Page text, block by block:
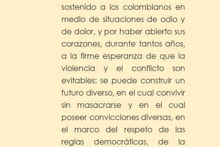
sostenido a los colombianos en
medio de situaciones de odio y
de dolor, y por haber abierto sus
corazones, durante tantos años,
a la firme esperanza de que la
violencia y el conflicto son
evitables: se puede construir un
futuro diverso, en el cual convivir
sin masacrarse y en el cual
poseer convicciones diversas, en
el marco del respeto de las
reglas democráticas, de la